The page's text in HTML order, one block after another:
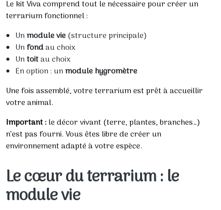
Le kit Viva comprend tout le nécessaire pour créer un
terrarium fonctionnel :
Unmodule vie(structure principale)
Unfondau choix
Untoitau choix
En option : unmodule hygromètre
Une fois assemblé, votre terrarium est prêt à accueillir
votre animal.
Important :le décor vivant (terre, plantes, branches…)
n’est pas fourni. Vous êtes libre de créer un
environnement adapté à votre espèce.
Le cœur du terrarium : le
module vie